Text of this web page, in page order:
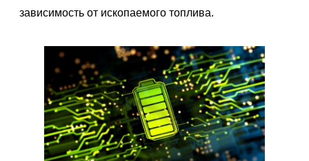
зависимость от ископаемого топлива.